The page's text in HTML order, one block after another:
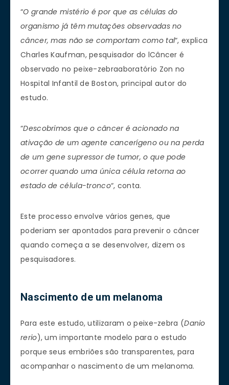
“O grande mistério é por que as células do
organismo já têm mutações observadas no
câncer, mas não se comportam como tal“, explica
Charles Kaufman, pesquisador do lCâncer é
observado no peixe-zebraaboratório Zon no
Hospital Infantil de Boston, principal autor do
estudo.
“Descobrimos que o câncer é acionado na
ativação de um agente cancerígeno ou na perda
de um gene supressor de tumor, o que pode
ocorrer quando uma única célula retorna ao
estado de célula-tronco“, conta.
Este processo envolve vários genes, que
poderiam ser apontados para prevenir o câncer
quando começa a se desenvolver, dizem os
pesquisadores.
Nascimento de um melanoma
Para este estudo, utilizaram o peixe-zebra (Danio
rerio), um importante modelo para o estudo
porque seus embriões são transparentes, para
acompanhar o nascimento de um melanoma.